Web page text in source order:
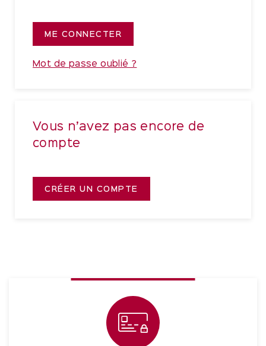
ME CONNECTER
Mot de passe oublié ?
Vous n’avez pas encore de
compte
CRÉER UN COMPTE